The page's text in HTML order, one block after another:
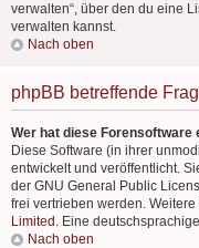
verwalten“, über den du eine
verwalten kannst.
Nach oben
phpBB betreffende
Wer hat diese Forensoftware
Diese Software (in ihrer
entwickelt und veröffentlicht.
der GNU General Public
frei vertrieben werden.
Limited . Eine
Nach oben